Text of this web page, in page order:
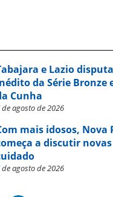
e Lazio
da Série Bronze
Cunha
de agosto de 2026
mais idosos, Nova
a discutir
de agosto de 2026